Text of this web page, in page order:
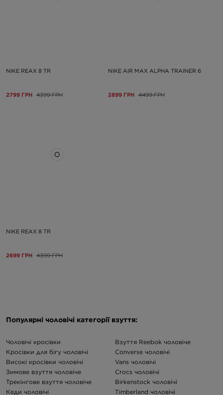
NIKE REAX 8 TR
2799 ГРН 4399 ГРН
NIKE AIR MAX ALPHA TRAINER 6
2899 ГРН 4499 ГРН
NIKE REAX 8 TR
2699 ГРН 4399 ГРН
Популярні чоловічі категорії взуття:
Чоловічі кросівки
Кросівки для бігу чоловічі
Високі кросівки чоловічі
Зимове взуття чоловіче
Трекінгове взуття чоловіче
Кеди чоловічі
Взуття Reebok чоловіче
Converse чоловічі
Vans чоловічі
Crocs чоловічі
Birkenstock чоловічі
Timberland чоловічі